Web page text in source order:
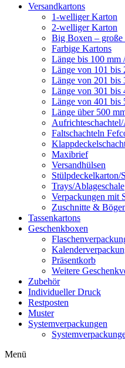
Versandkartons
1-welliger Karton
2-welliger Karton
Big Boxen – große
Farbige Kartons
Länge bis 100
Länge von 101 bis
Länge von 201 bis
Länge von 301 bis
Länge von 401 bis
Länge über 500
Faltschachteln
Maxibrief
Versandhülsen
Stülpdeckelkarton/
Trays/Ablageschale
Verpackungen mit
Zuschnitte &
Tassenkartons
Geschenkboxen
Präsentkorb
Weitere
Zubehör
Individueller Druck
Restposten
Muster
Systemverpackungen
Menü